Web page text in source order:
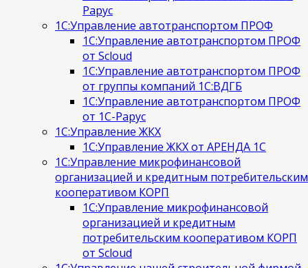
Рарус
1С:Управление автотранспортом ПРОФ
1С:Управление автотранспортом ПРОФ
от Scloud
1С:Управление автотранспортом ПРОФ
от группы компаний 1С:ВДГБ
1С:Управление автотранспортом ПРОФ
от 1С-Рарус
1С:Управление ЖКХ
1С:Управление ЖКХ от АРЕНДА 1С
1С:Управление микрофинансовой
организацией и кредитным потребительским
кооперативом КОРП
1С:Управление микрофинансовой
организацией и кредитным
потребительским кооперативом КОРП
от Scloud